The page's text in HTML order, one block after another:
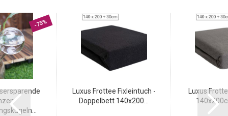
-75%
Luxus Frottee Fixleintuch -
Doppelbett 140x200...
Luxus